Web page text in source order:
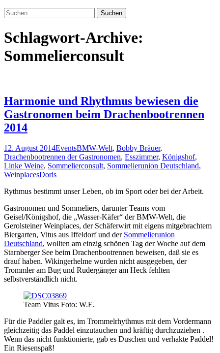
Suchen
nach:
Schlagwort-Archive:
Sommelierconsult
Harmonie und Rhythmus bewiesen die
Gastronomen beim Drachenbootrennen
2014
12. August 2014EventsBMW-Welt, Bobby Bräuer,
Drachenbootrennen der Gastronomen, Esszimmer, Königshof,
Linke Weine, Sommelierconsult, Sommelierunion Deutschland,
WeinplacesDoris
Rythmus bestimmt unser Leben, ob im Sport oder bei der Arbeit.
Gastronomen und Sommeliers, darunter Teams vom
Geisel/Königshof, die „Wasser-Käfer“ der BMW-Welt, die
Gerolsteiner Weinplaces, der Schäferwirt mit eigens mitgebrachtem
Biergarten, Vitus aus Iffeldorf und derSommelierunion
Deutschland, wollten am einzig schönen Tag der Woche auf dem
Starnberger See beim Drachenbootrennen beweisen, daß sie es
drauf haben. Wikingerhelme wurden nicht ausgegeben, der
Trommler am Bug und Rudergänger am Heck fehlten
selbstverständlich nicht.
Team Vitus Foto: W.E.
Für die Paddler galt es, im Trommelrhythmus mit dem Vordermann
gleichzeitig das Paddel einzutauchen und kräftig durchzuziehen .
Wenn das nicht funktionierte, gab es Duschen und verhakte Paddel!
Ein Riesenspaß!